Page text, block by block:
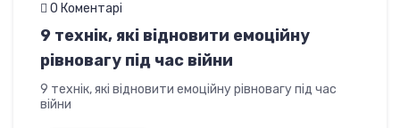
0 Коментарі
9 технік, які відновити емоційну
рівновагу під час війни
9 технік, які відновити емоційну рівновагу під час
війни